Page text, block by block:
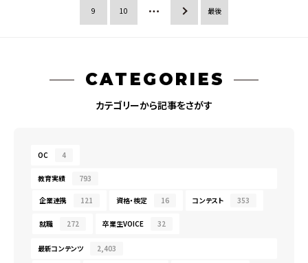
9 10 » 最後
CATEGORIES
カテゴリーから記事をさがす
OC 4
教育実績 793
企業連携 121 資格・検定 16 コンテスト 353
就職 272 卒業生VOICE 32
最新コンテンツ 2,403